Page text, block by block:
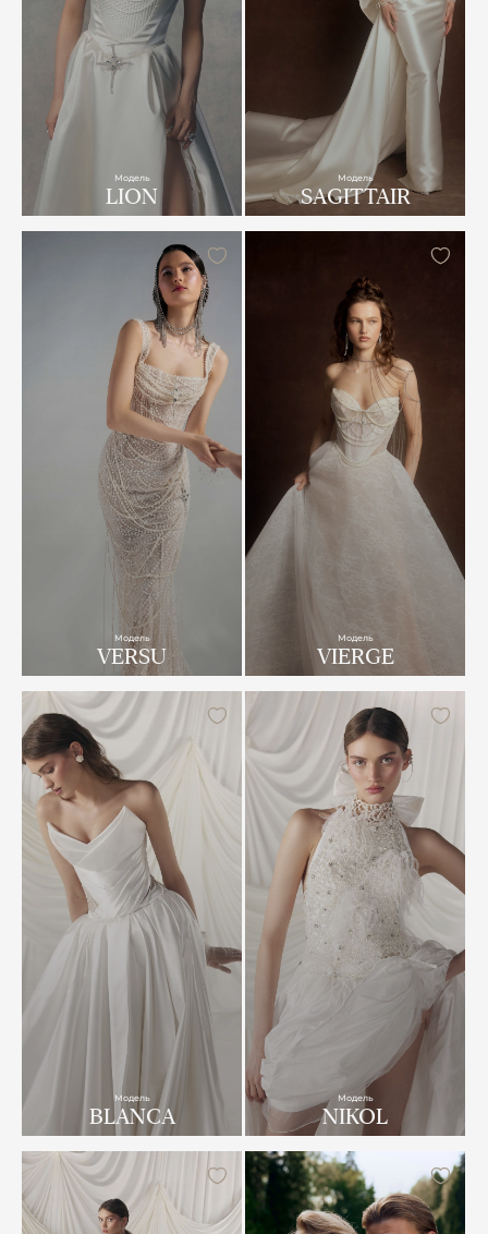
Модель
LION
Модель
SAGITTAIR
Модель
VERSU
Модель
VIERGE
Модель
BLANCA
Модель
NIKOL